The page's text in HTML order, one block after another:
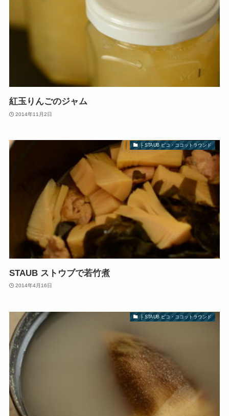
紅玉りんごのジャム
2014年11月2日
├ STAUB ピコ・ココットラウンド
STAUB ストウブで若竹煮
2014年4月16日
├ STAUB ピコ・ココットラウンド